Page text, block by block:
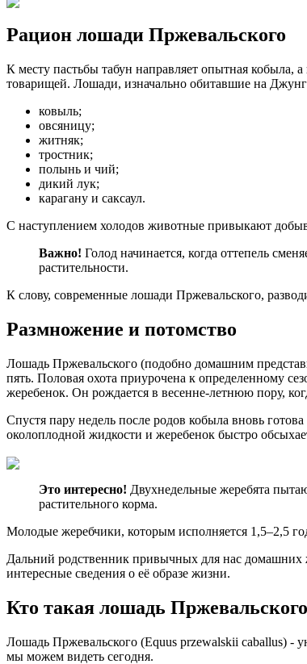
Рацион лошади Пржевальского
К месту пастьбы табун направляет опытная кобыла,
товарищей. Лошади, изначально обитавшие на
ковыль;
овсяницу;
житняк;
тростник;
полынь и чий;
дикий лук;
карагану и саксаул.
С наступлением холодов животные привыкают
Важно! Голод начинается, когда оттепель
растительности.
К слову, современные лошади Пржевальского,
Размножение и потомство
Лошадь Пржевальского (подобно домашним
пять. Половая охота приурочена к определенному
жеребенок. Он рождается в весенне-летнюю пору,
Спустя пару недель после родов кобыла вновь
околоплодной жидкости и жеребенок быстро
Это интересно! Двухнедельные жеребята
растительного корма.
Молодые жеребчики, которым исполняется 1,5–2,5
Дальний родственник привычных для нас домашних
интересные сведения о её образе жизни.
Кто такая лошадь
Лошадь Пржевальского (Equus przewalskii caballus)
мы можем видеть сегодня.